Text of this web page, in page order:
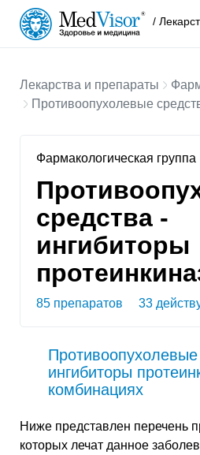
/
Лекарства и препараты
Противоопухолевые
Фармакологическая группа
средства -
ингибиторы
85 препаратов 33
ингибиторы
комбинациях
Ниже представлен перечень
которых лечат данное